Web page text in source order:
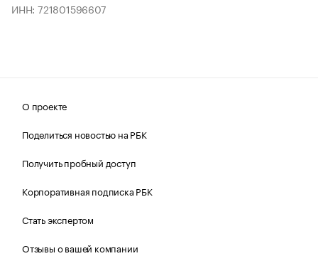
ИНН: 721801596607
О проекте
Поделиться новостью на РБК
Получить пробный доступ
Корпоративная подписка РБК
Стать экспертом
Отзывы о вашей компании